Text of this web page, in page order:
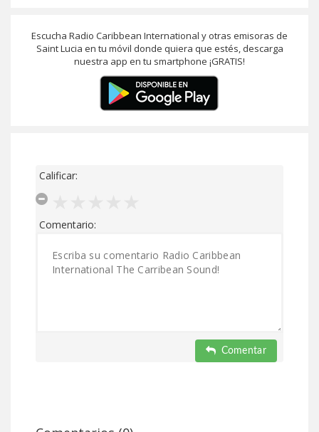
Escucha Radio Caribbean International y otras emisoras de
Saint Lucia en tu móvil donde quiera que estés, descarga
nuestra app en tu smartphone ¡GRATIS!
Calificar:
Comentario:
Comentar